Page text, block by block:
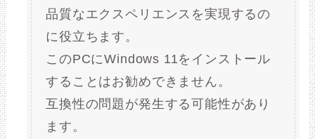
品質なエクスペリエンスを実現するの
に役立ちます。
このPCにWindows 11をインストール
することはお勧めできません。
互換性の問題が発生する可能性があり
ます。